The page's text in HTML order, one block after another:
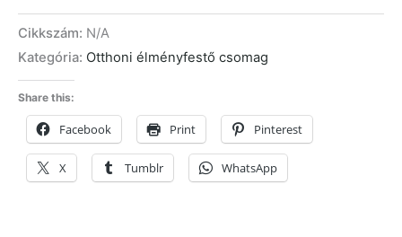
Cikkszám: N/A
Kategória: Otthoni élményfestő csomag
Share this:
Facebook Print Pinterest
X Tumblr WhatsApp